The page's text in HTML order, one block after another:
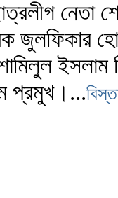
নেতা
জুলফিকার
প্রমুখ।...